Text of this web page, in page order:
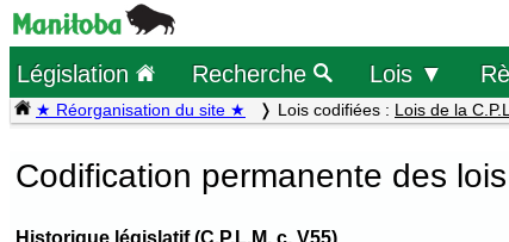
Législation Recherche Lois ▼
★ Réorganisation du site ★ Lois codifiées : Lois de la
Codification permanente des
Historique législatif (C.P.L.M. c. V55)